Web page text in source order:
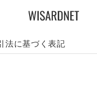
法に基づく表記